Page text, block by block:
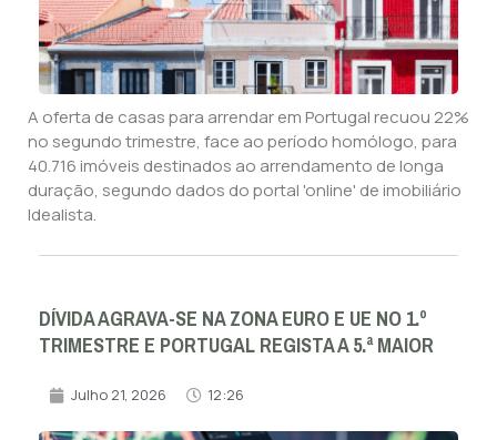
A oferta de casas para arrendar em Portugal recuou 22%
no segundo trimestre, face ao período homólogo, para
40.716 imóveis destinados ao arrendamento de longa
duração, segundo dados do portal 'online' de imobiliário
Idealista.
DÍVIDA AGRAVA-SE NA ZONA EURO E UE NO 1.º
TRIMESTRE E PORTUGAL REGISTA A 5.ª MAIOR
Julho 21, 2026 12:26